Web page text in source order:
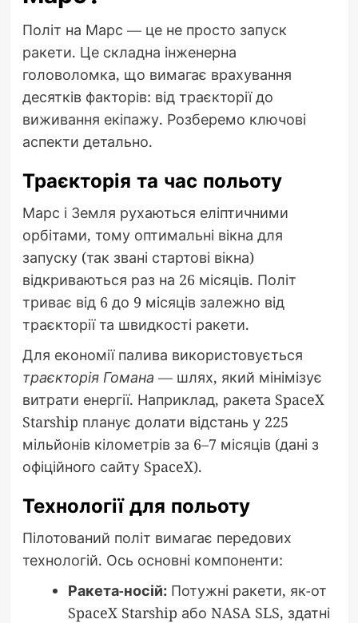
Політ на Марс — це не просто запуск
ракети. Це складна інженерна
головоломка, що вимагає врахування
десятків факторів: від траєкторії до
виживання екіпажу. Розберемо ключові
аспекти детально.
Траєкторія та час польоту
Марс і Земля рухаються еліптичними
орбітами, тому оптимальні вікна для
запуску (так звані стартові вікна)
відкриваються раз на 26 місяців. Політ
триває від 6 до 9 місяців залежно від
траєкторії та швидкості ракети.
Для економії палива використовується
траєкторія Гомана — шлях, який мінімізує
витрати енергії. Наприклад, ракета SpaceX
Starship планує долати відстань у 225
мільйонів кілометрів за 6–7 місяців (дані з
офіційного сайту SpaceX).
Технології для польоту
Пілотований політ вимагає передових
технологій. Ось основні компоненти:
Ракета-носій:Потужні ракети, як-от
SpaceX Starship або NASA SLS, здатні